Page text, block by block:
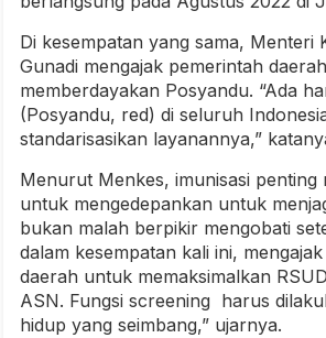
Di kesempatan yang sama, Menteri
Gunadi mengajak pemerintah
memberdayakan Posyandu. “Ada
(Posyandu, red) di seluruh
standarisasikan layanannya,”
Menurut Menkes, imunisasi penting
untuk mengedepankan untuk
bukan malah berpikir mengobati
dalam kesempatan kali ini,
daerah untuk memaksimalkan
ASN. Fungsi screening harus
hidup yang seimbang,” ujarnya.